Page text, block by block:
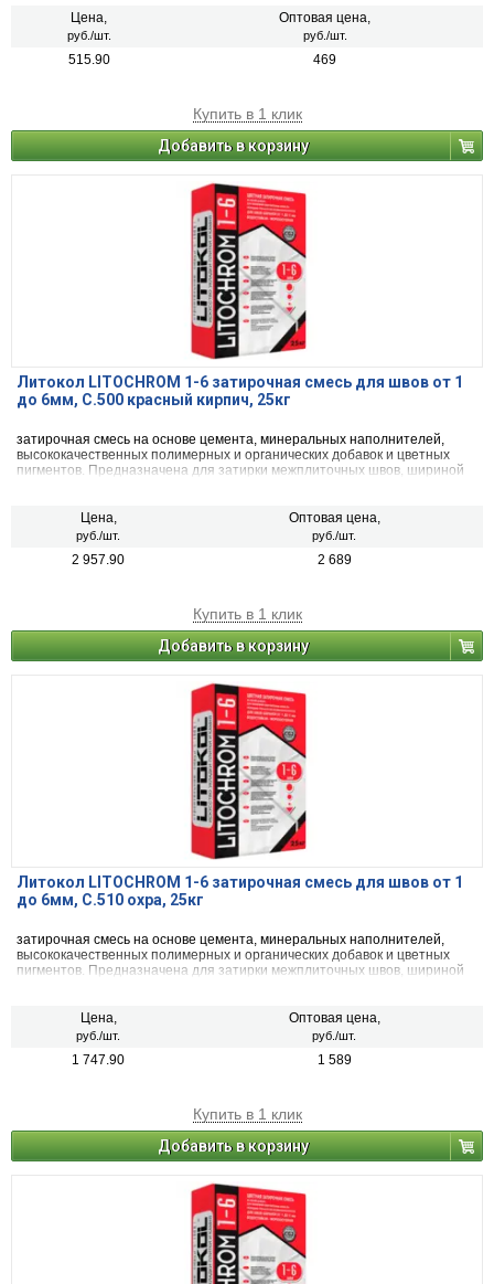
агломератом.
Цена,
руб./шт.
Оптовая цена,
руб./шт.
515.90 469
Купить в 1 клик
Добавить в корзину
Литокол LITOCHROM 1-6 затирочная смесь для швов от 1
до 6мм, C.500 красный кирпич, 25кг
затирочная смесь на основе цемента, минеральных наполнителей,
высококачественных полимерных и органических добавок и цветных
пигментов. Предназначена для затирки межплиточных швов, шириной
агломератом.
Цена,
руб./шт.
Оптовая цена,
руб./шт.
2 957.90 2 689
Купить в 1 клик
Добавить в корзину
Литокол LITOCHROM 1-6 затирочная смесь для швов от 1
до 6мм, C.510 охра, 25кг
затирочная смесь на основе цемента, минеральных наполнителей,
высококачественных полимерных и органических добавок и цветных
пигментов. Предназначена для затирки межплиточных швов, шириной
агломератом.
Цена,
руб./шт.
Оптовая цена,
руб./шт.
1 747.90 1 589
Купить в 1 клик
Добавить в корзину